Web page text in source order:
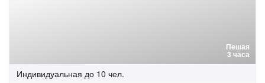
Пешая
3 часа
Индивидуальная до 10 чел.